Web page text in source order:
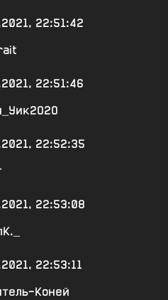
22:51:42
22:51:46
22:52:35
22:53:08
22:53:11
Коней